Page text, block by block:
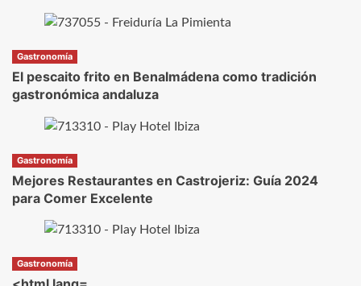
Gastronomía
El pescaito frito en Benalmádena como tradición
gastronómica andaluza
Gastronomía
Mejores Restaurantes en Castrojeriz: Guía 2024
para Comer Excelente
Gastronomía